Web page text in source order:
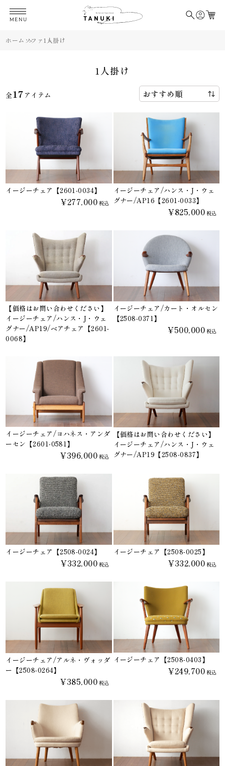
MENU
ホーム ソファ1人掛け
1人掛け
全17 アイテム
イージーチェア【2601-0034】
¥277,000 税込
イージーチェア/ハンス・J・ウェ
グナー/AP16【2601-0033】
¥825,000 税込
【価格はお問い合わせください】
イージーチェア/ハンス・J・ウェ
グナー/AP19/ベアチェア【2601-
0068】
イージーチェア/カート・オルセン
【2508-0371】
¥500,000 税込
イージーチェア/ヨハネス・アンダ
ーセン【2601-0581】
¥396,000 税込
【価格はお問い合わせください】
イージーチェア/ハンス・J・ウェ
グナー/AP19【2508-0837】
イージーチェア【2508-0024】
¥332,000 税込
イージーチェア【2508-0025】
¥332,000 税込
イージーチェア/アルネ・ヴォッダ
ー【2508-0264】
¥385,000 税込
イージーチェア【2508-0403】
¥249,700 税込